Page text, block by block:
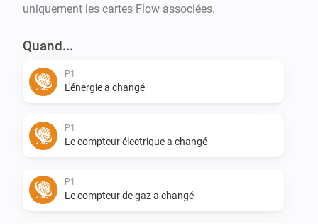
uniquement les cartes Flow associées.
Quand...
P1
L'énergie a changé
P1
Le compteur électrique a changé
P1
Le compteur de gaz a changé